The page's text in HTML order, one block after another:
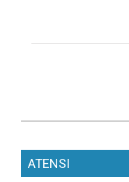
ATENSI